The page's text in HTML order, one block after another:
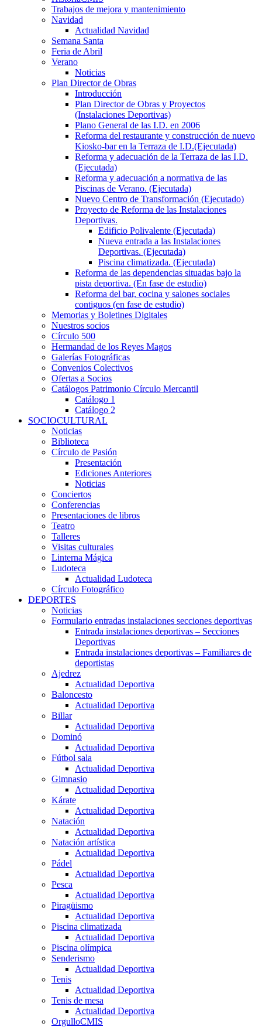
Trabajos de mejora y mantenimiento
Navidad
Actualidad Navidad
Semana Santa
Feria de Abril
Verano
Noticias
Plan Director de Obras
Introducción
Plan Director de Obras y Proyectos
(Instalaciones Deportivas)
Plano General de las I.D. en 2006
Reforma del restaurante y construcción de nuevo
Kiosko-bar en la Terraza de I.D.(Ejecutada)
Reforma y adecuación de la Terraza de las I.D.
(Ejecutada)
Reforma y adecuación a normativa de las
Piscinas de Verano. (Ejecutada)
Nuevo Centro de Transformación (Ejecutado)
Proyecto de Reforma de las Instalaciones
Deportivas.
Edificio Polivalente (Ejecutada)
Nueva entrada a las Instalaciones
Deportivas. (Ejecutada)
Piscina climatizada. (Ejecutada)
Reforma de las dependencias situadas bajo la
pista deportiva. (En fase de estudio)
Reforma del bar, cocina y salones sociales
contiguos (en fase de estudio)
Memorias y Boletines Digitales
Nuestros socios
Círculo 500
Hermandad de los Reyes Magos
Galerías Fotográficas
Convenios Colectivos
Ofertas a Socios
Catálogos Patrimonio Círculo Mercantil
Catálogo 1
Catálogo 2
SOCIOCULTURAL
Noticias
Biblioteca
Círculo de Pasión
Presentación
Ediciones Anteriores
Noticias
Conciertos
Conferencias
Presentaciones de libros
Teatro
Talleres
Visitas culturales
Linterna Mágica
Ludoteca
Actualidad Ludoteca
Círculo Fotográfico
DEPORTES
Noticias
Formulario entradas instalaciones secciones deportivas
Entrada instalaciones deportivas – Secciones
Deportivas
Entrada instalaciones deportivas – Familiares de
deportistas
Ajedrez
Actualidad Deportiva
Baloncesto
Actualidad Deportiva
Billar
Actualidad Deportiva
Dominó
Actualidad Deportiva
Fútbol sala
Actualidad Deportiva
Gimnasio
Actualidad Deportiva
Kárate
Actualidad Deportiva
Natación
Actualidad Deportiva
Natación artística
Actualidad Deportiva
Pádel
Actualidad Deportiva
Pesca
Actualidad Deportiva
Piragüismo
Actualidad Deportiva
Piscina climatizada
Actualidad Deportiva
Piscina olímpica
Senderismo
Actualidad Deportiva
Tenis
Actualidad Deportiva
Tenis de mesa
Actualidad Deportiva
OrgulloCMIS